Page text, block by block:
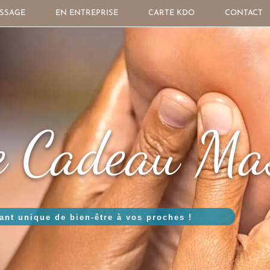
EN ENTREPRISE CARTE KDO CONTACT
Cadeau
unique de bien-être à vos proches !